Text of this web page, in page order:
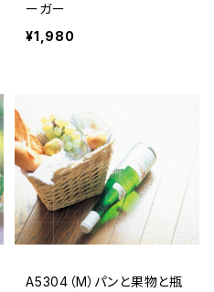
ーガー
¥1,980
A5304（M）パンと果物と瓶